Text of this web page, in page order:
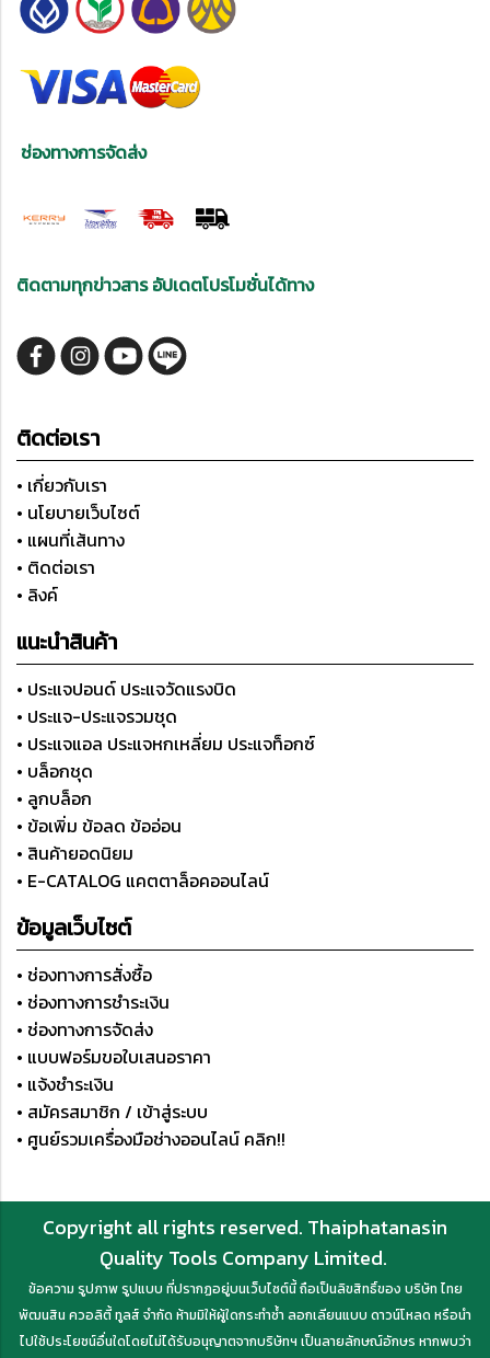
ช่องทางการจัดส่ง
ติดตามทุกข่าวสาร อัปเดตโปรโมชั่นได้ทาง
ติดต่อเรา
• เกี่ยวกับเรา
• นโยบายเว็บไซต์
• แผนที่เส้นทาง
• ติดต่อเรา
• ลิงค์
แนะนำสินค้า
• ประแจปอนด์ ประแจวัดแรงบิด
• ประแจ-ประแจรวมชุด
• ประแจแอล ประแจหกเหลี่ยม ประแจท็อกซ์
• บล็อกชุด
• ลูกบล็อก
• ข้อเพิ่ม ข้อลด ข้ออ่อน
• สินค้ายอดนิยม
• E-CATALOG แคตตาล็อคออนไลน์
ข้อมูลเว็บไซต์
• ช่องทางการสั่งซื้อ
• ช่องทางการชำระเงิน
• ช่องทางการจัดส่ง
• แบบฟอร์มขอใบเสนอราคา
• แจ้งชำระเงิน
• สมัครสมาชิก / เข้าสู่ระบบ
• ศูนย์รวมเครื่องมือช่างออนไลน์ คลิก!!
Copyright all rights reserved. Thaiphatanasin
Quality Tools Company Limited.
ข้อความ รูปภาพ รูปแบบ ที่ปรากฏอยู่บนเว็บไซต์นี้ ถือเป็นลิขสิทธิ์ของ บริษัท ไทย
พัฒนสิน ควอลิตี้ ทูลส์ จำกัด ห้ามมิให้ผู้ใดกระทำซ้ำ ลอกเลียนแบบ ดาวน์โหลด หรือนำ
ไปใช้ประโยชน์อื่นใดโดยไม่ได้รับอนุญาตจากบริษัทฯ เป็นลายลักษณ์อักษร หากพบว่า